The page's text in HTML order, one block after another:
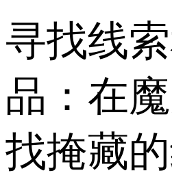
寻找线
品：在
找掩藏